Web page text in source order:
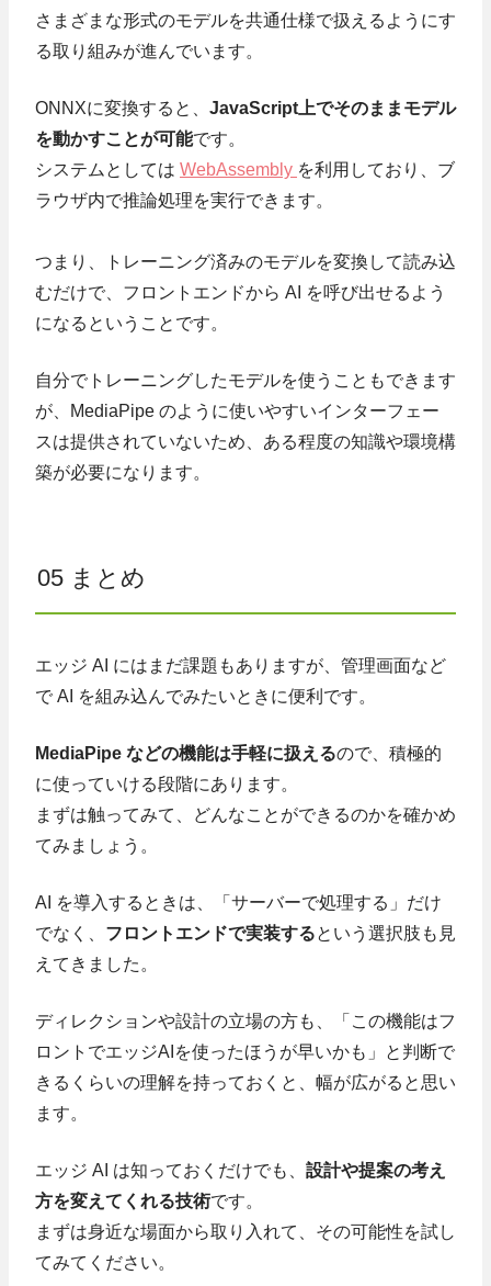
さまざまな形式のモデルを共通仕様で扱えるようにす
る取り組みが進んでいます。
ONNXに変換すると、 JavaScript上でそのままモデル
を動かすことが可能です。
システムとしては WebAssembly を利用しており、ブ
ラウザ内で推論処理を実行できます。
つまり、トレーニング済みのモデルを変換して読み込
むだけで、フロントエンドから AI を呼び出せるよう
になるということです。
自分でトレーニングしたモデルを使うこともできます
が、MediaPipe のように使いやすいインターフェー
スは提供されていないため、ある程度の知識や環境構
築が必要になります。
05 まとめ
エッジ AI にはまだ課題もありますが、管理画面など
で AI を組み込んでみたいときに便利です。
MediaPipe などの機能は手軽に扱えるので、積極的
に使っていける段階にあります。
まずは触ってみて、どんなことができるのかを確かめ
てみましょう。
AI を導入するときは、「サーバーで処理する」だけ
でなく、 フロントエンドで実装するという選択肢も見
えてきました。
ディレクションや設計の立場の方も、「この機能はフ
ロントでエッジAIを使ったほうが早いかも」と判断で
きるくらいの理解を持っておくと、幅が広がると思い
ます。
エッジ AI は知っておくだけでも、 設計や提案の考え
方を変えてくれる技術です。
まずは身近な場面から取り入れて、その可能性を試し
てみてください。